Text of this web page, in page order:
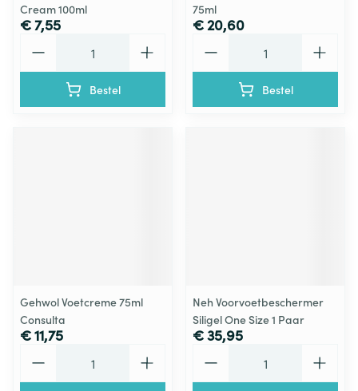
Cream 100ml
€ 7,55
Bestel
75ml
€ 20,60
Bestel
Gehwol Voetcreme 75ml
Consulta
€ 11,75
Neh Voorvoetbeschermer
Siligel One Size 1 Paar
€ 35,95